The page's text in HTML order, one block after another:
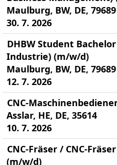
Maulburg, BW, DE, 79689
30. 7. 2026
DHBW Student
Industrie) (m/w/d)
Maulburg, BW, DE, 79689
12. 7. 2026
CNC-
Asslar, HE, DE, 35614
10. 7. 2026
CNC-Fräser / CNC-
(m/w/d)